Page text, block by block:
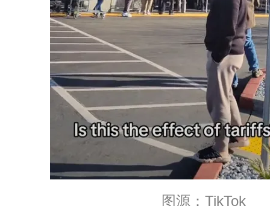
图源：TikTok